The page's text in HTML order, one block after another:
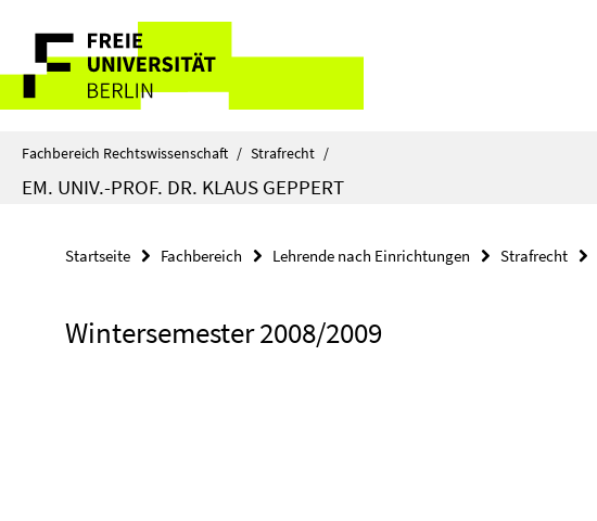
direkt
Inhalt
Service-
Navigation
Fachbereich Rechtswissenschaft / Strafrecht /
EM. UNIV.-PROF. DR. KLAUS GEPPERT
Startseite Fachbereich Lehrende nach Einrichtungen Strafrecht
Wintersemester 2008/2009